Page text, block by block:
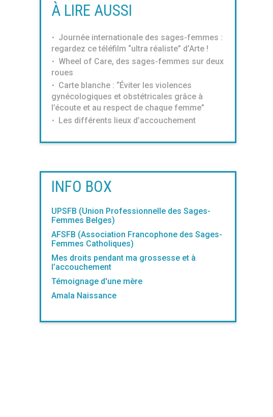
À LIRE AUSSI
Journée internationale des sages-femmes :
regardez ce téléfilm “ultra réaliste” d’Arte !
Wheel of Care, des sages-femmes sur deux
roues
Carte blanche : “Éviter les violences
gynécologiques et obstétricales grâce à
l’écoute et au respect de chaque femme”
Les différents lieux d’accouchement
INFO BOX
UPSFB (Union Professionnelle des Sages-
Femmes Belges)
AFSFB (Association Francophone des Sages-
Femmes Catholiques)
Mes droits pendant ma grossesse et à
l’accouchement
Témoignage d'une mère
Amala Naissance